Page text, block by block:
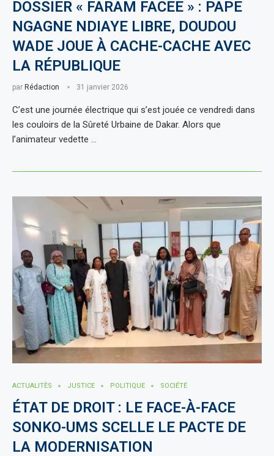
DOSSIER « FARAM FACEE » : PAPE
NGAGNE NDIAYE LIBRE, DOUDOU
WADE JOUE À CACHE-CACHE AVEC
LA RÉPUBLIQUE
par Rédaction 31 janvier 2026
C’est une journée électrique qui s’est jouée ce vendredi dans
les couloirs de la Sûreté Urbaine de Dakar. Alors que
l’animateur vedette …
ACTUALITÈS JUSTICE POLITIQUE SOCIÉTÉ
ÉTAT DE DROIT : LE FACE-À-FACE
SONKO-UMS SCELLE LE PACTE DE
LA MODERNISATION